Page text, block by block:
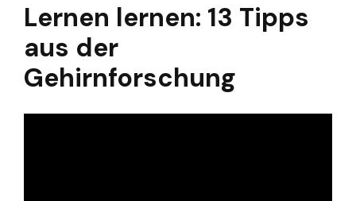
Lernen lernen: 13 Tipps
aus der
Gehirnforschung